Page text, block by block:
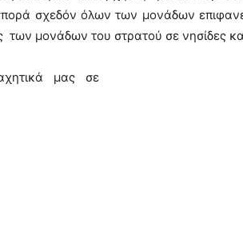
σχεδόν όλων των μονάδων
των μονάδων του στρατού σε νησίδες